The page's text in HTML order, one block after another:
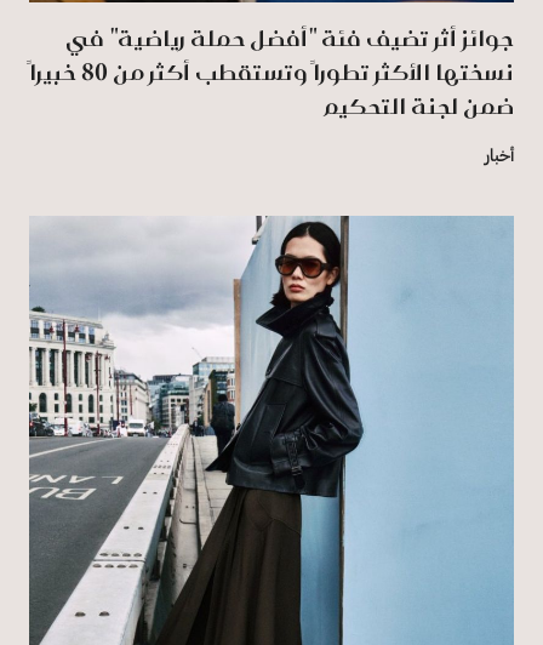
جوائز أثر تضيف فئة "أفضل حملة رياضية" في
نسختها الأكثر تطوراً وتستقطب أكثر من 80 خبيراً
ضمن لجنة التحكيم
أخبار